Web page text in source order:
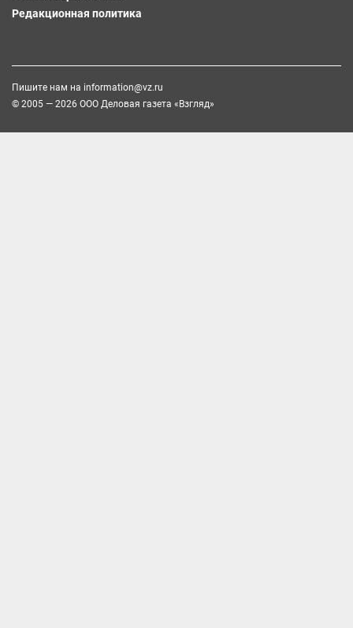
Редакционная политика
Пишите нам на information@vz.ru
© 2005 — 2026 ООО Деловая газета «Взгляд»